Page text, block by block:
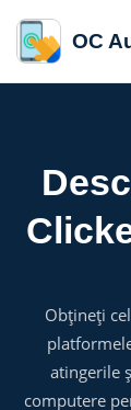
OC
Obțineți
atingerile
computere